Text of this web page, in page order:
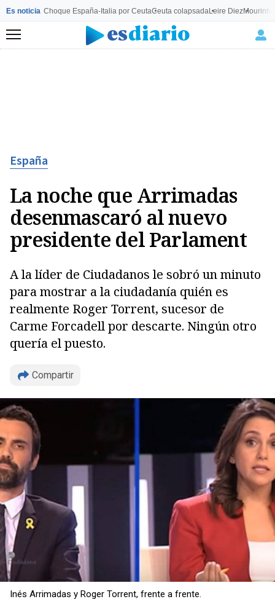
Es noticia Choque España-Italia por CeutaCeuta colapsadaLeire Diez
Menú
España
La noche que Arrimadas
desenmascaró al nuevo
presidente del Parlament
A la líder de Ciudadanos le sobró un minuto
para mostrar a la ciudadanía quién es
realmente Roger Torrent, sucesor de
Carme Forcadell por descarte. Ningún otro
quería el puesto.
Compartir
Copiar
Inés Arrimadas y Roger Torrent, frente a frente.